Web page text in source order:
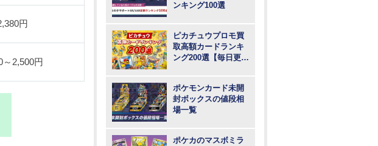
円
～2,500円
ンキング100選
ピカチュウプロモ買
取高額カードランキ
ング200選【毎日更
ポケモンカード未開
封ボックスの値段相
場一覧
ポケカのマスボミラ